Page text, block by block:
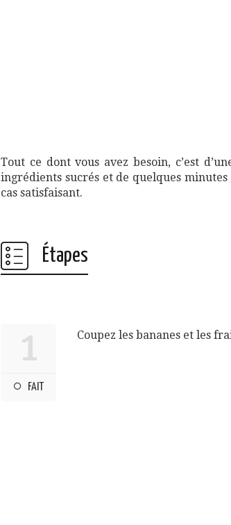
Tout ce dont vous avez besoin, c’est
ingrédients sucrés et de quelques
cas satisfaisant.
Étapes
1
FAIT
Coupez les bananes et les